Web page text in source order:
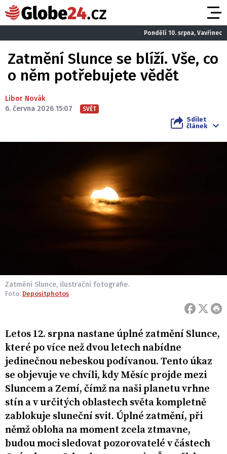
Pondělí 10. srpna, Vavřinec
Zatmění Slunce se blíží. Vše, co
o něm potřebujete vědět
Libor Novák
6. června 2026 15:07
SVĚT
Sdílet
článek
Zatmění Slunce, ilustrační fotografie.
Foto: Depositphotos
Letos 12. srpna nastane úplné zatmění Slunce,
které po více než dvou letech nabídne
jedinečnou nebeskou podívanou. Tento úkaz
se objevuje ve chvíli, kdy Měsíc projde mezi
Sluncem a Zemí, čímž na naši planetu vrhne
stín a v určitých oblastech světa kompletně
zablokuje sluneční svit. Úplné zatmění, při
němž obloha na moment zcela ztmavne,
budou moci sledovat pozorovatelé v částech